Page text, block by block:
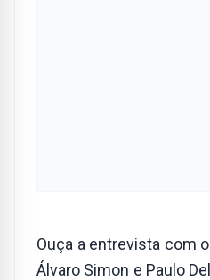
Ouça a entrevista com
Álvaro Simon e Paulo